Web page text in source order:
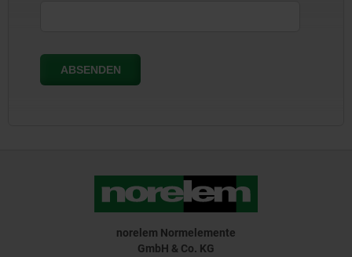
norelem Normelemente
GmbH & Co. KG